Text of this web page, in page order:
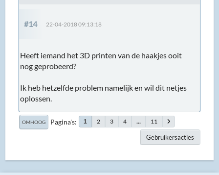
#14 22-04-2018 09:13:18
Heeft iemand het 3D printen van de haakjes ooit
nog geprobeerd?
Ik heb hetzelfde problem namelijk en wil dit netjes
oplossen.
OMHOOG Pagina's 1 2 3 4 ... 11
Gebruikersacties